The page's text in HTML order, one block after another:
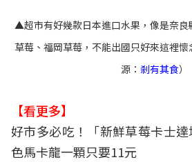
▲超市有好幾款日本進口水果，像是奈
草莓、福岡草莓，不能出國只好來這裡
源： 剎有其食）
【看更多】
好市多必吃！「新鮮草莓卡士
色馬卡龍一顆只要11元